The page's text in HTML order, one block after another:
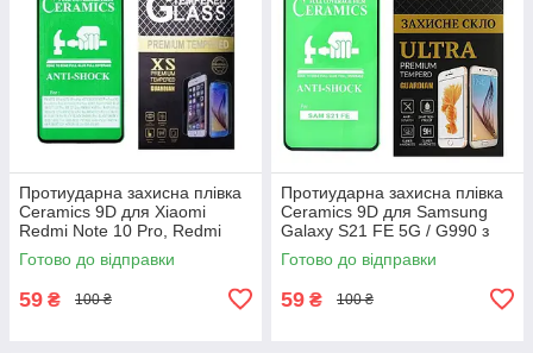
Протиударна захисна плівка
Ceramics 9D для Xiaomi
Redmi Note 10 Pro, Redmi
Note 10 Pro Max з чорною
рамкою, глянцева
Готово до відправки
59 ₴ 100 ₴
Протиударна захисна плівка
Ceramics 9D для Samsung
Galaxy S21 FE 5G / G990 з
чорною рамкою, глянцева
Готово до відправки
59 ₴ 100 ₴